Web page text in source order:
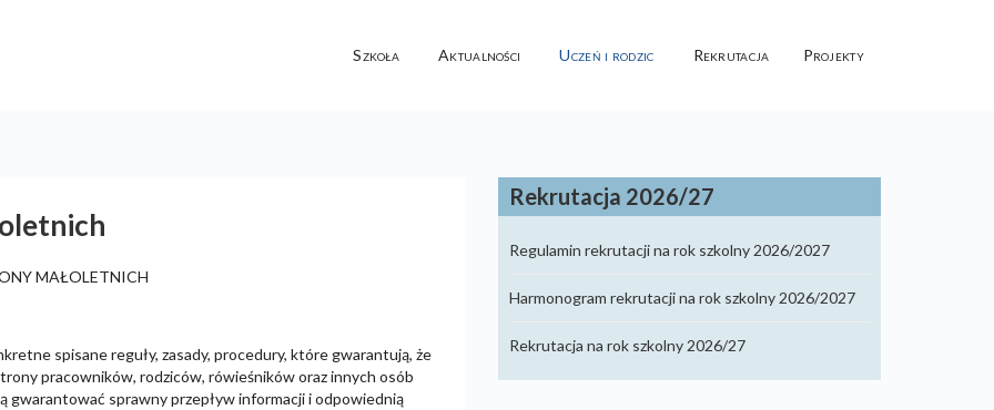
Szkoła Aktualności Uczeń i rodzic Rekrutacja Projekty
MAŁOLETNICH
spisane reguły, zasady, procedury, które gwarantują, że
pracowników, rodziców, rówieśników oraz innych osób
sprawny przepływ informacji i odpowiednią
Rekrutacja 2026/27
Regulamin rekrutacji na rok szkolny 2026/2027
Harmonogram rekrutacji na rok szkolny 2026/2027
Rekrutacja na rok szkolny 2026/27